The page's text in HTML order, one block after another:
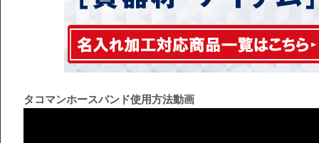
タコマンホースバンド使用方法動画